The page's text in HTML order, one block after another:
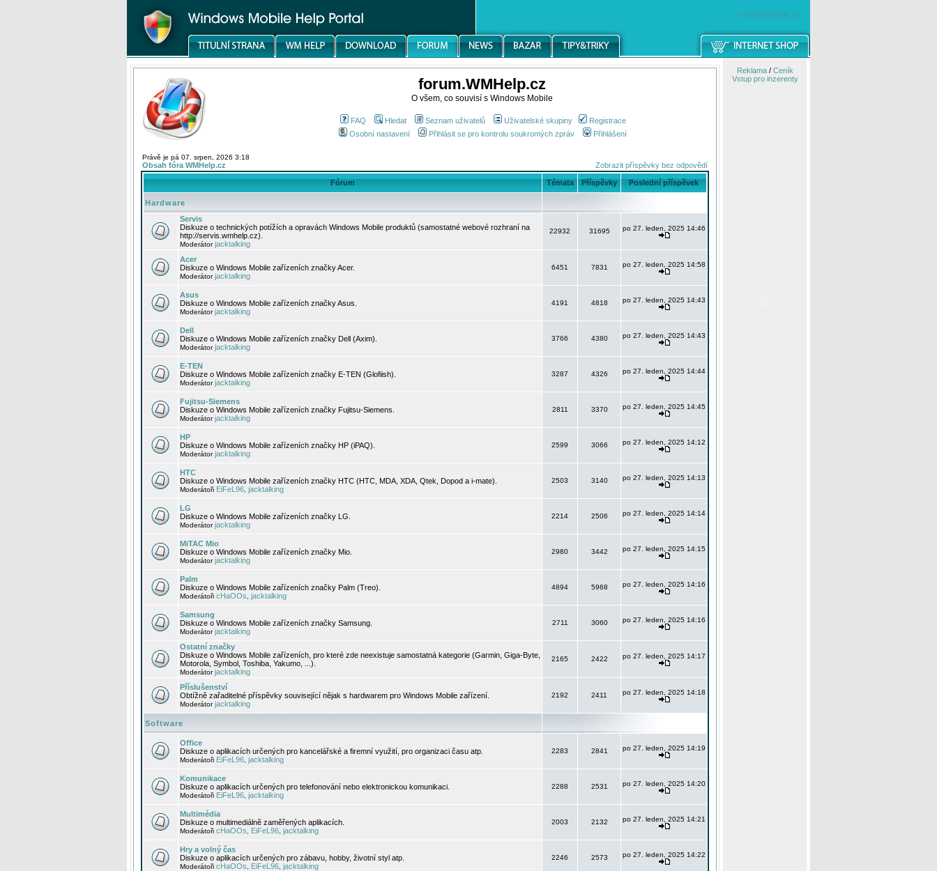
windowsmobile.cz
forum.WMHelp.cz
O všem, co souvisí s Windows Mobile
FAQ Hledat Seznam uživatelů Uživatelské skupiny
Registrace
Osobní nastavení
Přihlásit se pro kontrolu soukromých zpráv Přihlášení
Právě je pá 07. srpen, 2026 3:18
Obsah fóra WMHelp.cz Zobrazit příspěvky bez odpovědí
Fórum Témata Příspěvky Poslední příspěvek
Hardware
Servis
Diskuze o technických potížích a opravách Windows Mobile produktů (samostatné webové rozhraní na
http://servis.wmhelp.cz).
Moderátorjacktalking
22932 31695 po 27. leden, 2025 14:46
Acer
Diskuze o Windows Mobile zařízeních značky Acer.
Moderátorjacktalking
6451 7831 po 27. leden, 2025 14:58
Asus
Diskuze o Windows Mobile zařízeních značky Asus.
Moderátorjacktalking
4191 4818 po 27. leden, 2025 14:43
Dell
Diskuze o Windows Mobile zařízeních značky Dell (Axim).
Moderátorjacktalking
3766 4380 po 27. leden, 2025 14:43
E-TEN
Diskuze o Windows Mobile zařízeních značky E-TEN (Glofiish).
Moderátorjacktalking
3287 4326 po 27. leden, 2025 14:44
Fujitsu-Siemens
Diskuze o Windows Mobile zařízeních značky Fujitsu-Siemens.
Moderátorjacktalking
2811 3370 po 27. leden, 2025 14:45
HP
Diskuze o Windows Mobile zařízeních značky HP (iPAQ).
Moderátorjacktalking
2599 3066 po 27. leden, 2025 14:12
HTC
Diskuze o Windows Mobile zařízeních značky HTC (HTC, MDA, XDA, Qtek, Dopod a i-mate).
Moderátoři EiFeL96 jacktalking
2503 3140 po 27. leden, 2025 14:13
LG
Diskuze o Windows Mobile zařízeních značky LG.
Moderátorjacktalking
2214 2506 po 27. leden, 2025 14:14
MiTAC Mio
Diskuze o Windows Mobile zařízeních značky Mio.
Moderátorjacktalking
2980 3442 po 27. leden, 2025 14:15
Palm
Diskuze o Windows Mobile zařízeních značky Palm (Treo).
Moderátoři cHaOOs jacktalking
4894 5968 po 27. leden, 2025 14:16
Samsung
Diskuze o Windows Mobile zařízeních značky Samsung.
Moderátorjacktalking
2711 3060 po 27. leden, 2025 14:16
Ostatní značky
Diskuze o Windows Mobile zařízeních, pro které zde neexistuje samostatná kategorie (Garmin, Giga-Byte,
Motorola, Symbol, Toshiba, Yakumo, ...).
Moderátorjacktalking
2165 2422 po 27. leden, 2025 14:17
Příslušenství
Obtížně zařaditelné příspěvky související nějak s hardwarem pro Windows Mobile zařízení.
Moderátorjacktalking
2192 2411 po 27. leden, 2025 14:18
Software
Office
Diskuze o aplikacích určených pro kancelářské a firemní využití, pro organizaci času atp.
Moderátoři EiFeL96 jacktalking
2283 2841 po 27. leden, 2025 14:19
Komunikace
Diskuze o aplikacích určených pro telefonování nebo elektronickou komunikaci.
Moderátoři EiFeL96 jacktalking
2288 2531 po 27. leden, 2025 14:20
Multimédia
Diskuze o multimediálně zaměřených aplikacích.
Moderátoři cHaOOs EiFeL96 jacktalking
2003 2132 po 27. leden, 2025 14:21
Hry a volný čas
Diskuze o aplikacích určených pro zábavu, hobby, životní styl atp.
Moderátoři cHaOOs EiFeL96 jacktalking
2246 2573 po 27. leden, 2025 14:22
Reklama/ Ceník
Vstup pro inzerenty